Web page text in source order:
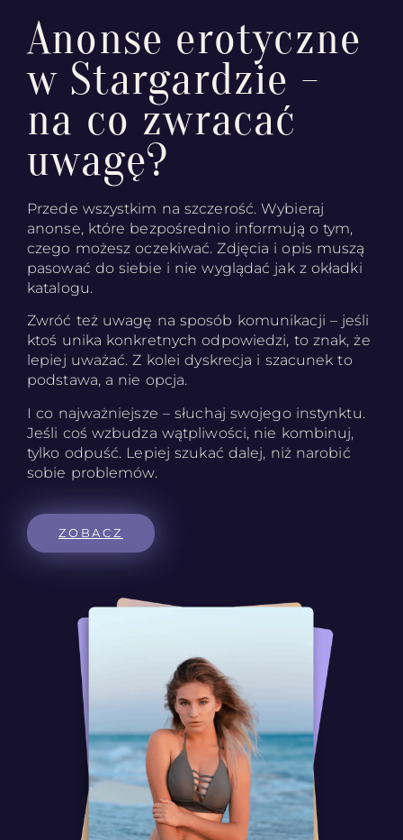
Anonse erotyczne
w Stargardzie -
na co zwracać
uwagę?
Przede wszystkim na szczerość. Wybieraj
anonse, które bezpośrednio informują o tym,
czego możesz oczekiwać. Zdjęcia i opis muszą
pasować do siebie i nie wyglądać jak z okładki
katalogu.
Zwróć też uwagę na sposób komunikacji – jeśli
ktoś unika konkretnych odpowiedzi, to znak, że
lepiej uważać. Z kolei dyskrecja i szacunek to
podstawa, a nie opcja.
I co najważniejsze – słuchaj swojego instynktu.
Jeśli coś wzbudza wątpliwości, nie kombinuj,
tylko odpuść. Lepiej szukać dalej, niż narobić
sobie problemów.
ZOBACZ